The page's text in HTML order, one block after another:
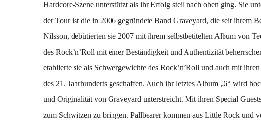
Hardcore-Szene unterstützt als ihr Erfolg steil nach oben ging. Sie
der Tour ist die in 2006 gegründete Band Graveyard, die seit ihrem
Nilsson, debütierten sie 2007 mit ihrem selbstbetitelten Album von
des Rock’n’Roll mit einer Beständigkeit und Authentizität
etablierte sie als Schwergewichte des Rock’n’Roll und auch mit
des 21. Jahrhunderts geschaffen. Auch ihr letztes Album „6“ wird
und Originalität von Graveyard unterstreicht. Mit ihren Special
zum Schwitzen zu bringen. Pallbearer kommen aus Little Rock